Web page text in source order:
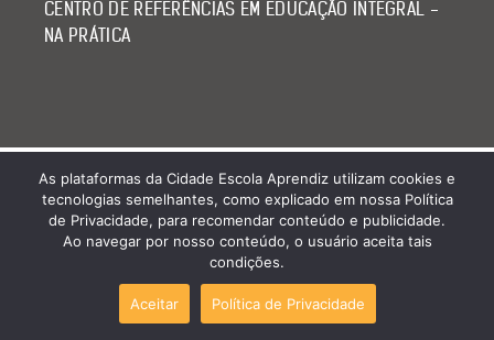
CENTRO DE REFERÊNCIAS EM EDUCAÇÃO INTEGRAL -
NA PRÁTICA
As plataformas da Cidade Escola Aprendiz utilizam cookies e
tecnologias semelhantes, como explicado em nossa Política
de Privacidade, para recomendar conteúdo e publicidade.
Ao navegar por nosso conteúdo, o usuário aceita tais
condições.
Aceitar Política de Privacidade